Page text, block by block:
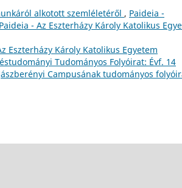
alkotott szemléletéről , Paideia -
- Az Eszterházy Károly Katolikus
Eszterházy Károly Katolikus Egyetem
Tudományos Folyóirat: Évf. 14
Campusának tudományos